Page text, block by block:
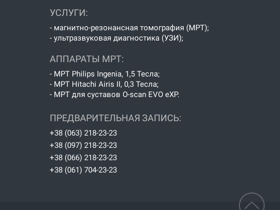
УСЛУГИ:
- магнитно-резонансная томография (МРТ);
- ультразвуковая диагностика (УЗИ);
АППАРАТЫ МРТ:
- МРТ Philips Ingenia, 1,5 Тесла;
- МРТ Hitachi Airis II, 0,3 Тесла;
- МРТ для суставов O-scan EVO eXP.
ПРЕДВАРИТЕЛЬНАЯ ЗАПИСЬ:
+38 (063) 218-23-23
+38 (097) 218-23-23
+38 (066) 218-23-23
+38 (061) 704-23-23